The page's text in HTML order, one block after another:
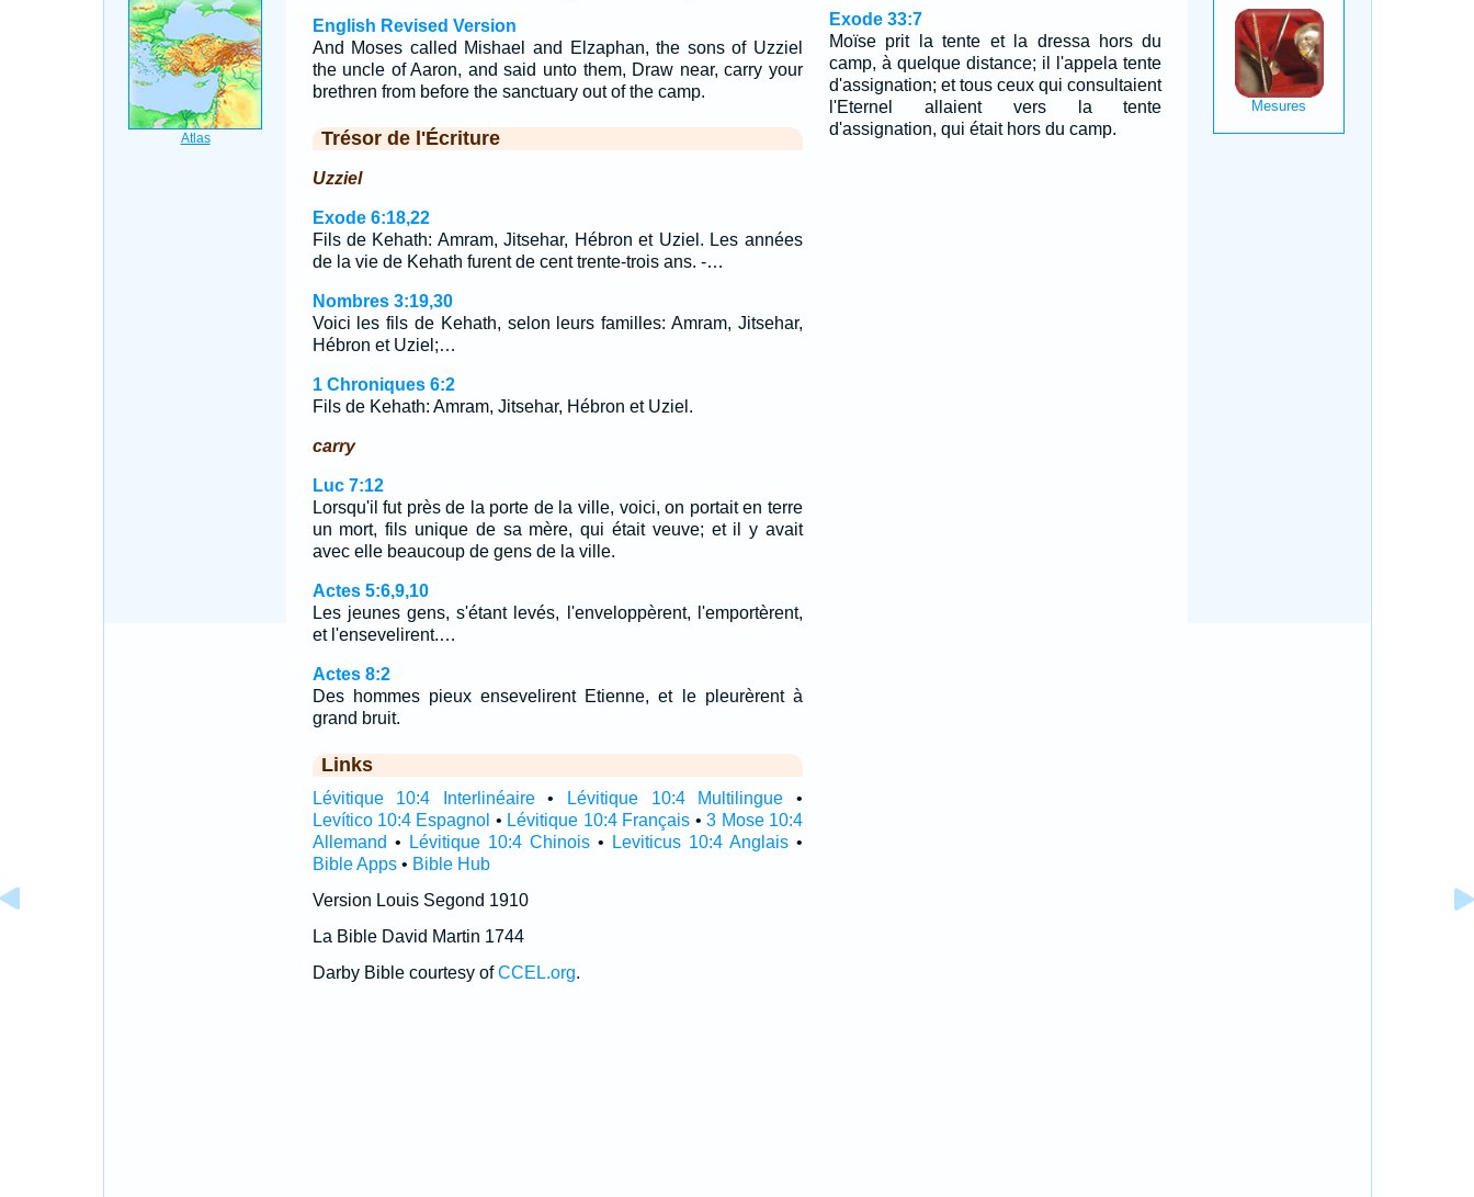
English Revised Version
And Moses called Mishael and Elzaphan, the sons of Uzziel
the uncle of Aaron, and said unto them, Draw near, carry your
brethren from before the sanctuary out of the camp.
Trésor de l'Écriture
Uzziel
Exode 6:18,22
Fils de Kehath: Amram, Jitsehar, Hébron et Uziel. Les années
de la vie de Kehath furent de cent trente-trois ans. -…
Nombres 3:19,30
Voici les fils de Kehath, selon leurs familles: Amram, Jitsehar,
Hébron et Uziel;…
1 Chroniques 6:2
Fils de Kehath: Amram, Jitsehar, Hébron et Uziel.
carry
Luc 7:12
Lorsqu'il fut près de la porte de la ville, voici, on portait en terre
un mort, fils unique de sa mère, qui était veuve; et il y avait
avec elle beaucoup de gens de la ville.
Actes 5:6,9,10
Les jeunes gens, s'étant levés, l'enveloppèrent, l'emportèrent,
et l'ensevelirent.…
Actes 8:2
Des hommes pieux ensevelirent Etienne, et le pleurèrent à
grand bruit.
Links
Lévitique 10:4 Interlinéaire• Lévitique 10:4 Multilingue •
Levítico 10:4 Espagnol • Lévitique 10:4 Français •3 Mose 10:4
Allemand • Lévitique 10:4 Chinois• Leviticus 10:4 Anglais•
Bible Apps• Bible Hub
Version Louis Segond 1910
La Bible David Martin 1744
Darby Bible courtesy ofCCEL.org.
Exode 33:7
Moïse prit la tente et la dressa hors du
camp, à quelque distance; il l'appela tente
d'assignation; et tous ceux qui consultaient
l'Eternel allaient vers la tente
d'assignation, qui était hors du camp.